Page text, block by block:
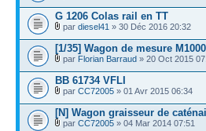
G 1206 Colas rail en TT
par diesel41 » 30 Déc 2016 20:32
[1/35] Wagon de mesure
par Florian Barraud » 20 Oct 2015
BB 61734 VFLI
par CC72005 » 01 Avr 2015 06:34
[N] Wagon graisseur de
par CC72005 » 04 Mar 2014 07:51